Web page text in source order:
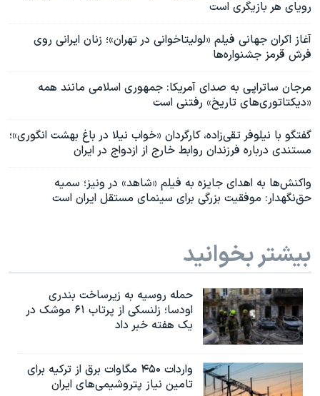
رویای هر بازیگری است
آغاز‌ اکران جهانی فیلم «لولیتاخوانی در تهران»؛ زنان ایرانی روی
فرش قرمز جشنواره‌ها
مرجان ساتراپی به صدای آمریکا: جمهوری اسلامی مانند همه
«دیکتاتوری‌های تاریخ» رفتنی است
گفتگو با نیلوفر تقی‌زاده، کارگردان «خواب نیلا در باغ بهشت انگوری»؛
مستندی درباره فرزندان روابط خارج از ازدواج در ایران
واکنش‌ها به اهدای جایزه به فیلم «شاهد» در ونیز؛ سمیه
حق‌نگهدار: موفقیت بزرگی برای سینمای مستقل ایران است
بیشتر بخوانید
حمله روسیه به زیرساخت بندری
اودسا؛ زلنسکی از پرتاب ۶۱ موشک در
یک هفته خبر داد
واردات ۴۵۰ مگاوات برق از ترکیه برای
تامین نیاز پتروشیمی‌های ایران